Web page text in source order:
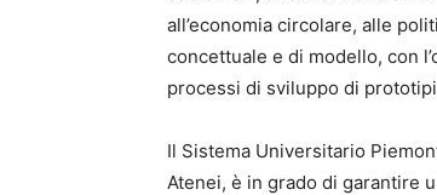
all’economia circolare, alle
concettuale e di modello, con
processi di sviluppo di
Il Sistema Universitario
Atenei, è in grado di garantire